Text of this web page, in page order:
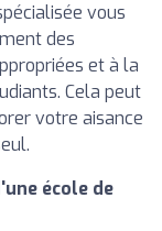
vous
des
et à la
Cela peut
votre aisance
école de